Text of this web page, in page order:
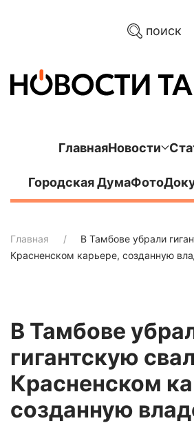
поиск
ГлавнаяНовости
Городская ДумаФото
Главная
В Тамбове убрали
Красненском карьере, созданную
В Тамбове
гигантскую
Красненском
созданную